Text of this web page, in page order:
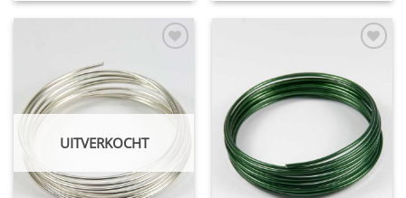
wenslijst
UITVERKOCHT
wenslijst